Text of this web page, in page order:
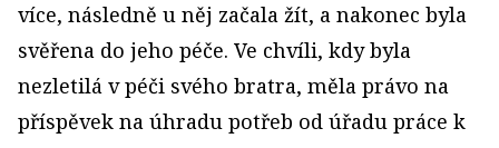
více, následně u něj začala žít, a nakonec byla
svěřena do jeho péče. Ve chvíli, kdy byla
nezletilá v péči svého bratra, měla právo na
příspěvek na úhradu potřeb od úřadu práce k